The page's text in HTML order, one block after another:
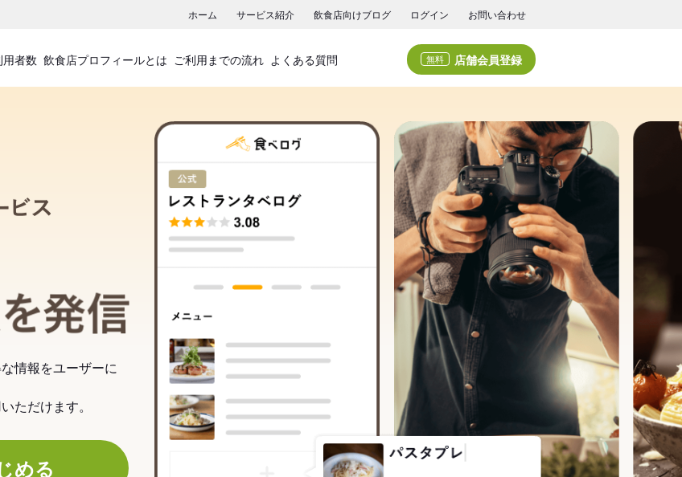
ホーム サービス紹介 飲食店向けブログ ログイン お問い合わせ
者数 飲食店プロフィールとは ご利用までの流れ よくある質問 無料 店舗会員登録
飲食店プロフィールサービス
食べログでお店の情報を発信
情報をユーザーに
ただけます。
める